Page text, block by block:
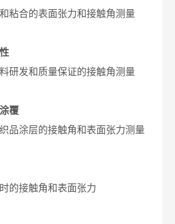
粘合的表面张力和接触角测量
研发和质量保证的接触角测量
覆
品涂层的接触角和表面张力测量
的接触角和表面张力